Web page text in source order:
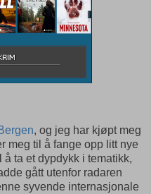
, og jeg har kjøpt meg
meg til å fange opp litt nye
ta et dypdykk i tematikk,
gått utenfor radaren
syvende internasjonale